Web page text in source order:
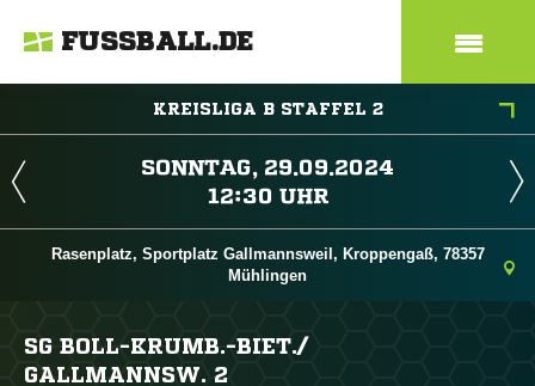
FUSSBALL.DE
KREISLIGA B STAFFEL 2
 
 
Rasenplatz, Sportplatz Gallmannsweil, Kroppengaß, 78357
Mühlingen
SG BOLL-KRUMB.-BIET./​
GALLMANNSW. 2